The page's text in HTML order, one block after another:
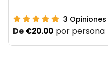
3 Opiniones
De €20.00 por persona